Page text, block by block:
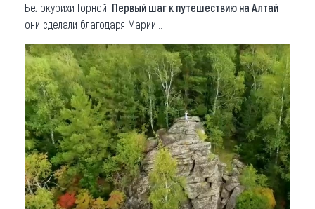
Белокурихи Горной. Первый шаг к путешествию на Алтай
они сделали благодаря Марии...